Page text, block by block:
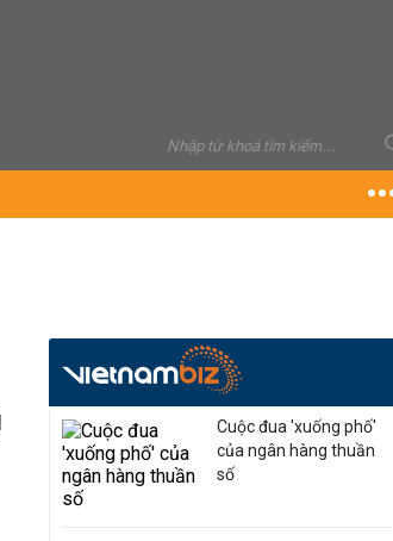
Cuộc đua 'xuống phố'
của ngân hàng thuần
số